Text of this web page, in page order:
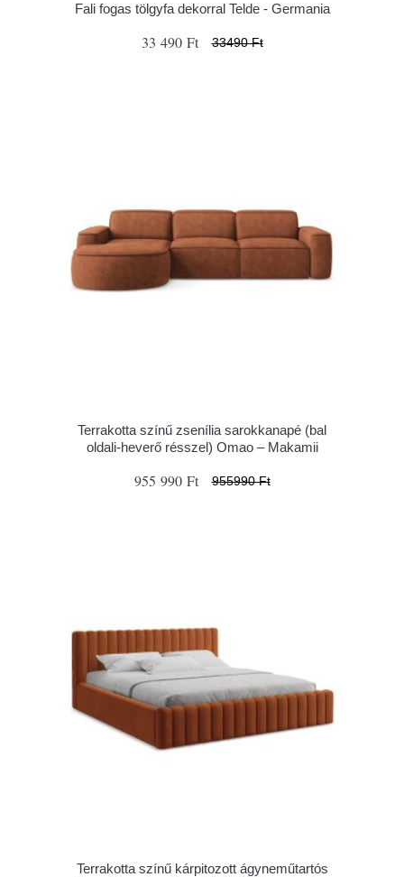
Fali fogas tölgyfa dekorral Telde - Germania
33 490 Ft 33490 Ft
Terrakotta színű zsenília sarokkanapé (bal
oldali-heverő résszel) Omao – Makamii
955 990 Ft 955990 Ft
Terrakotta színű kárpitozott ágyneműtartós